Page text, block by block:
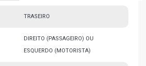
TRASEIRO
DIREITO (PASSAGEIRO) OU
ESQUERDO (MOTORISTA)